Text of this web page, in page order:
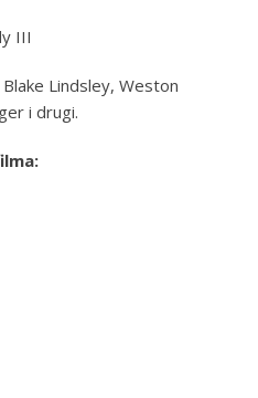
III
Lindsley, Weston
i drugi.